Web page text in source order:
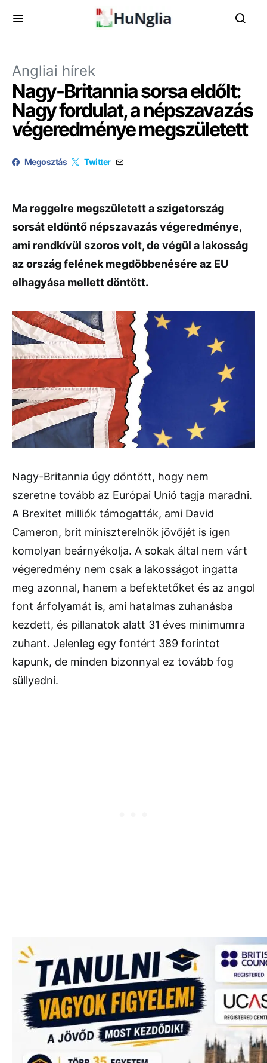
Angliai hírek
Nagy-Britannia sorsa eldőlt:
Nagy fordulat, a népszavazás
végeredménye megszületett
Megosztás Twitter
Ma reggelre megszületett a szigetország
sorsát eldöntő népszavazás végeredménye,
ami rendkívül szoros volt, de végül a lakosság
az ország felének megdöbbenésére az EU
elhagyása mellett döntött.
Nagy-Britannia úgy döntött, hogy nem
szeretne tovább az Európai Unió tagja maradni.
A Brexitet milliók támogatták, ami David
Cameron, brit miniszterelnök jövőjét is igen
komolyan beárnyékolja. A sokak által nem várt
végeredmény nem csak a lakosságot ingatta
meg azonnal, hanem a befektetőket és az angol
font árfolyamát is, ami hatalmas zuhanásba
kezdett, és pillanatok alatt 31 éves minimumra
zuhant. Jelenleg egy fontért 389 forintot
kapunk, de minden bizonnyal ez tovább fog
süllyedni.